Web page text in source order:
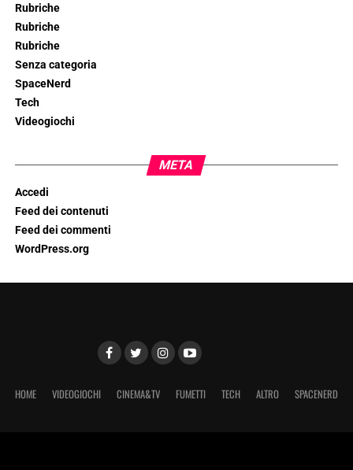
Rubriche
Rubriche
Rubriche
Senza categoria
SpaceNerd
Tech
Videogiochi
META
Accedi
Feed dei contenuti
Feed dei commenti
WordPress.org
HOME VIDEOGIOCHI CINEMA&TV FUMETTI TECH ALTRO SPACENERD